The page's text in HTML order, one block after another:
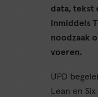
data, tekst
inmiddels
noodzaak
voeren.
UPD
Lean en